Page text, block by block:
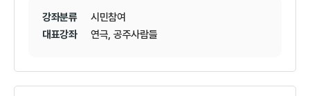
강좌분류
시민참여
대표강좌
연극, 공주사람들